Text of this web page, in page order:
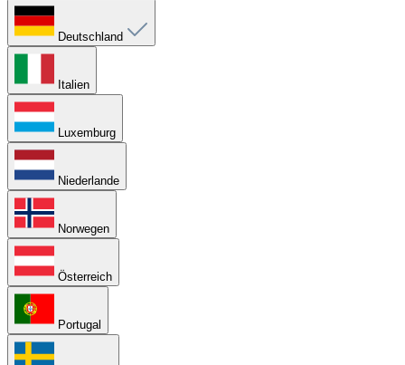
Deutschland
Italien
Luxemburg
Niederlande
Norwegen
Österreich
Portugal